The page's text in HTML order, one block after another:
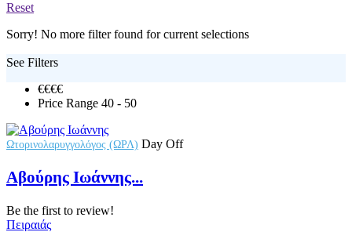
Reset
Sorry! No more filter found for current selections
See Filters
€€€€
Price Range 40 - 50
Ωτορινολαρυγγολόγος (ΩΡΛ) Day Off
Αβούρης Ιωάννης...
Be the first to review!
Πειραιάς